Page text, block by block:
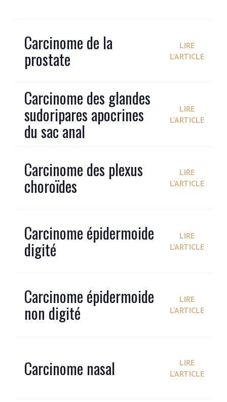
Carcinome de la
prostate
LIRE
L'ARTICLE
Carcinome des glandes
sudoripares apocrines
du sac anal
LIRE
L'ARTICLE
Carcinome des plexus
choroïdes
LIRE
L'ARTICLE
Carcinome épidermoide
digité
LIRE
L'ARTICLE
Carcinome épidermoide
non digité
LIRE
L'ARTICLE
Carcinome nasal
LIRE
L'ARTICLE